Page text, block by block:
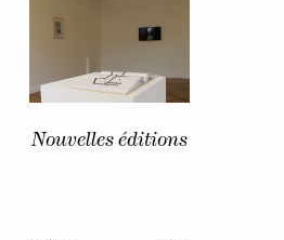
Nouvelles éditions